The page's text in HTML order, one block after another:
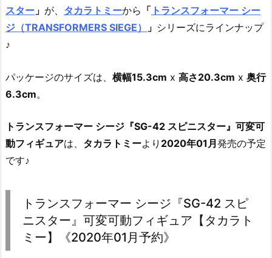
スター 」 が、 タカラトミーから 「 トランスフォーマー シー
ジ（TRANSFORMERS SIEGE）
」 シリーズにラインナップ
♪
パッケージのサイズは、 横幅15.3cm x 高さ20.3cm x 奥行
6.3cm。
トランスフォーマー シージ『SG-42 スピニスター』可変可
動フィギュアは、 タカラトミーより 2020年01月 発売の予定
です♪
トランスフォーマー シージ『SG-42 スピ
ニスター』可変可動フィギュア【タカラト
ミー】《2020年01月予約》